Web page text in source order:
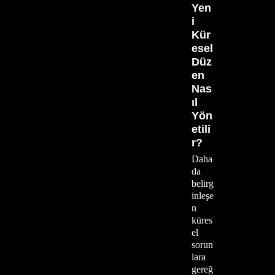
Yen
i
Kür
esel
Düz
en
Nas
ıl
Yön
etili
r?
Daha
da
belirg
inleşe
n
küres
el
sorun
lara
gereğ